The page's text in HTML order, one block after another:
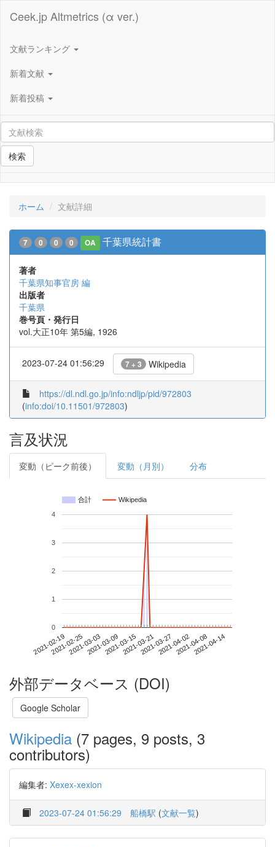
Ceek.jp Altmetrics (α ver.)
文献ランキング
新着文献
新着投稿
検索
ホーム 文献詳細
7 0 0 0 OA 千葉県統計書
著者
千葉県知事官房 編
出版者
千葉県
巻号頁・発行日
vol.大正10年 第5編, 1926
2023-07-24 01:56:29 7 + 3 Wikipedia
https://dl.ndl.go.jp/info:ndljp/pid/972803
(info:doi/10.11501/972803)
言及状況
変動（ピーク前後） 変動（月別） 分布
合計 Wikipedia
2021-02-192021-02-252021-03-032021-03-092021-03-152021-03-212021-03-272021-04-022021-04-082021-04-14
0
1
2
3
4
外部データベース (DOI)
Google Scholar
Wikipedia (7 pages, 9 posts, 3
contributors)
編集者: Xexex-xexion
2023-07-24 01:56:29 船橋駅 (文献一覧)